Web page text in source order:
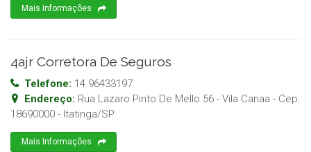
Mais Informações
4ajr Corretora De Seguros
Telefone: 14 96433197
Endereço: Rua Lazaro Pinto De Mello 56 - Vila Canaa - Cep:
18690000 - Itatinga/SP
Mais Informações